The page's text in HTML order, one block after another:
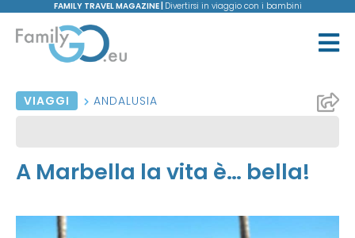
FAMILY TRAVEL MAGAZINE | Divertirsi in viaggio con i bambini
VIAGGI ANDALUSIA
A Marbella la vita è… bella!